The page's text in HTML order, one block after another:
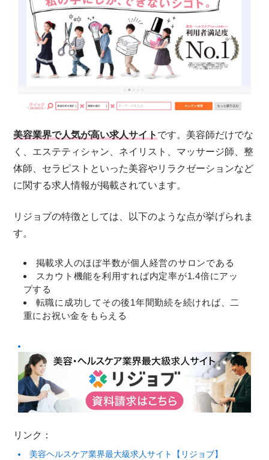
美容業界で人気が高い求人サイト です。美容師だけでな
く、エステティシャン、ネイリスト、マッサージ師、整
体師、セラピストといった美容やリラクゼーションなど
に関する求人情報が掲載されています。
リジョブの特徴としては、以下のような点が挙げられま
す。
掲載求人のほぼ半数が個人経営のサロンである
スカウト機能を利用すれば内定率が1.4倍にアッ
プする
転職に成功してその後1年間勤続を続ければ、二
重にお祝い金をもらえる
リンク：
美容ヘルスケア業界最大級求人サイト【リジョブ】